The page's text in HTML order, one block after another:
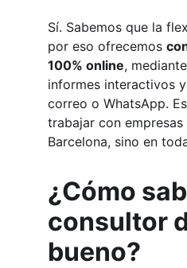
Sí. Sabemos que la
por eso ofrecemos
100% online,
informes interactivos
correo o WhatsApp.
trabajar con
Barcelona, sino en
¿Cómo
consultor
bueno?